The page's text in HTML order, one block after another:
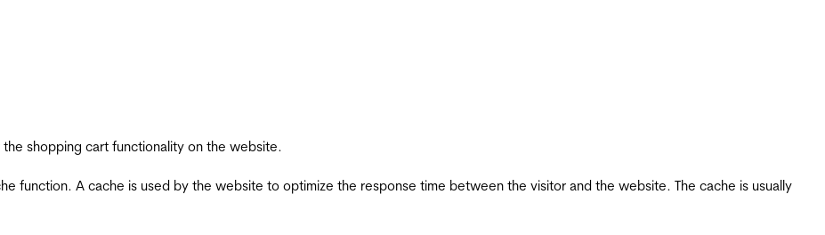
shopping cart functionality on the website.
function. A cache is used by the website to optimize the response time between the visitor and the website. The cache is usually